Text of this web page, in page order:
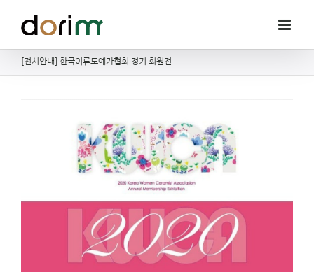
[전시안내] 한국여류도예가협회 정기 회원전